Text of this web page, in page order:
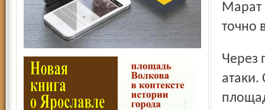
Марат
точно
Через пять минут нальчане вновь проводят две опасные
атаки.